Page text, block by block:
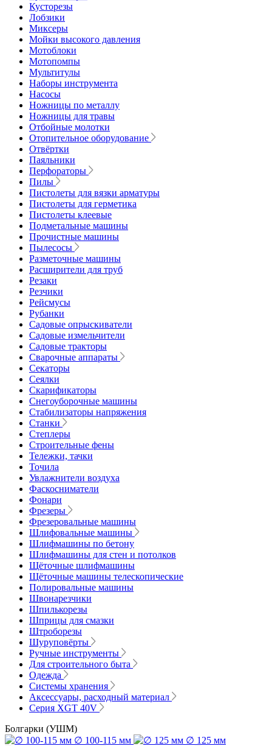
Кусторезы
Лобзики
Миксеры
Мойки высокого давления
Мотоблоки
Мотопомпы
Мультитулы
Наборы инструмента
Насосы
Ножницы по металлу
Ножницы для травы
Отбойные молотки
Отопительное оборудование
Отвёртки
Паяльники
Перфораторы
Пилы
Пистолеты для вязки арматуры
Пистолеты для герметика
Пистолеты клеевые
Подметальные машины
Прочистные машины
Пылесосы
Разметочные машины
Расширители для труб
Резаки
Резчики
Рейсмусы
Рубанки
Садовые опрыскиватели
Садовые измельчители
Садовые тракторы
Сварочные аппараты
Секаторы
Сеялки
Скарификаторы
Снегоуборочные машины
Стабилизаторы напряжения
Станки
Степлеры
Строительные фены
Тележки, тачки
Точила
Увлажнители воздуха
Фаскосниматели
Фонари
Фрезеры
Фрезеровальные машины
Шлифовальные машины
Шлифмашины по бетону
Шлифмашины для стен и потолков
Щёточные шлифмашины
Щёточные машины телескопические
Полировальные машины
Швонарезчики
Шпилькорезы
Шприцы для смазки
Штроборезы
Шуруповёрты
Ручные инструменты
Для строительного быта
Одежда
Системы хранения
Аксессуары, расходный материал
Серия XGT 40V
Болгарки (УШМ)
∅ 100-115 мм
∅ 125 мм